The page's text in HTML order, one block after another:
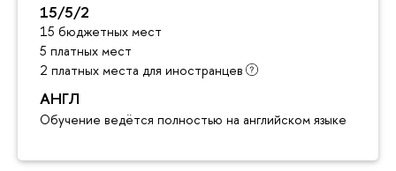
15/5/2
15 бюджетных мест
5 платных мест
2 платных места для иностранцев
АНГЛ
Обучение ведётся полностью на английском языке